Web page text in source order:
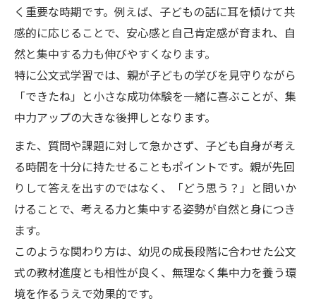
く重要な時期です。例えば、子どもの話に耳を傾けて共
感的に応じることで、安心感と自己肯定感が育まれ、自
然と集中する力も伸びやすくなります。
特に公文式学習では、親が子どもの学びを見守りながら
「できたね」と小さな成功体験を一緒に喜ぶことが、集
中力アップの大きな後押しとなります。
また、質問や課題に対して急かさず、子ども自身が考え
る時間を十分に持たせることもポイントです。親が先回
りして答えを出すのではなく、「どう思う？」と問いか
けることで、考える力と集中する姿勢が自然と身につき
ます。
このような関わり方は、幼児の成長段階に合わせた公文
式の教材進度とも相性が良く、無理なく集中力を養う環
境を作るうえで効果的です。